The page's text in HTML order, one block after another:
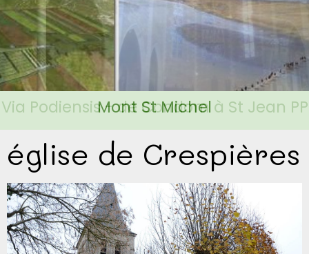
Mont St Michel
Via Podiensis - de Condom à St Jean PP
église de Crespières